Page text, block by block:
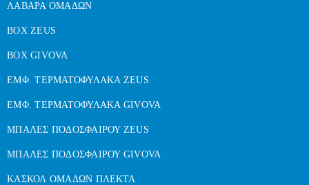
ΛΑΒΑΡΑ ΟΜΑΔΩΝ
BOX ZEUS
BOX GIVOVA
ΕΜΦ. ΤΕΡΜΑΤΟΦΥΛΑΚΑ ZEUS
ΕΜΦ. ΤΕΡΜΑΤΟΦΥΛΑΚΑ GIVOVA
ΜΠΑΛΕΣ ΠΟΔΟΣΦΑΙΡΟΥ ZEUS
ΜΠΑΛΕΣ ΠΟΔΟΣΦΑΙΡΟΥ GIVOVA
ΚΑΣΚΟΛ ΟΜΑΔΩΝ ΠΛΕΚΤΑ